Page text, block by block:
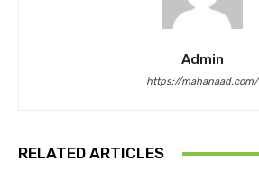
Admin
https://mahanaad.com/
RELATED ARTICLES